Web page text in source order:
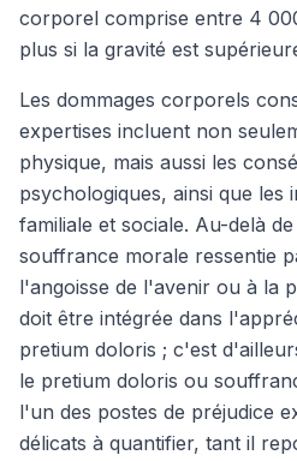
corporel comprise entre 4
plus si la gravité est
Les dommages corporels
expertises incluent non
physique, mais aussi les
psychologiques, ainsi que les
familiale et sociale. Au-delà
souffrance morale ressentie
l'angoisse de l'avenir ou à la
doit être intégrée dans
pretium doloris ; c'est
le pretium doloris ou
l'un des postes de préjudice
délicats à quantifier, tant il